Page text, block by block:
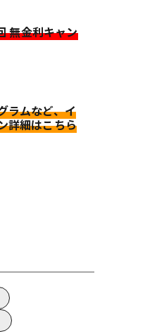
無金利キャン
ラムなど、イ
詳細はこちら